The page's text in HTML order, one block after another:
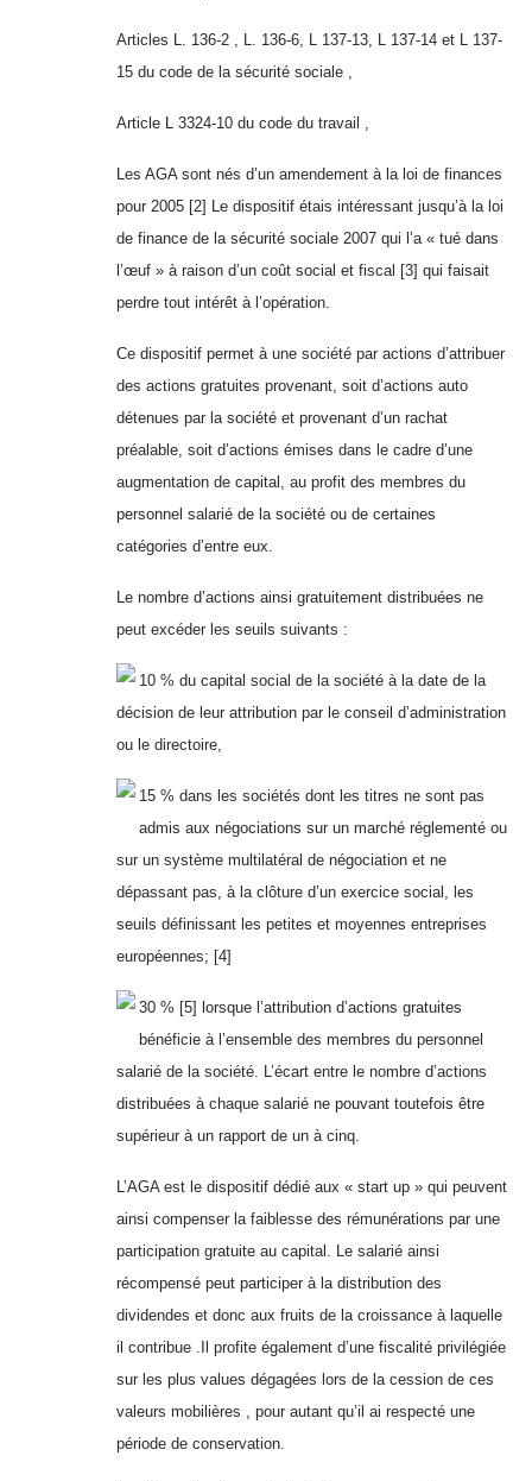
Articles L. 136-2 , L. 136-6, L 137-13, L 137-14 et L 137-
15 du code de la sécurité sociale ,
Article L 3324-10 du code du travail ,
Les AGA sont nés d’un amendement à la loi de finances
pour 2005 [2] Le dispositif étais intéressant jusqu’à la loi
de finance de la sécurité sociale 2007 qui l’a « tué dans
l’œuf » à raison d’un coût social et fiscal [3] qui faisait
perdre tout intérêt à l’opération.
Ce dispositif permet à une société par actions d’attribuer
des actions gratuites provenant, soit d’actions auto
détenues par la société et provenant d’un rachat
préalable, soit d’actions émises dans le cadre d’une
augmentation de capital, au profit des membres du
personnel salarié de la société ou de certaines
catégories d’entre eux.
Le nombre d’actions ainsi gratuitement distribuées ne
peut excéder les seuils suivants :
10 % du capital social de la société à la date de la
décision de leur attribution par le conseil d’administration
ou le directoire,
15 % dans les sociétés dont les titres ne sont pas
admis aux négociations sur un marché réglementé ou
sur un système multilatéral de négociation et ne
dépassant pas, à la clôture d’un exercice social, les
seuils définissant les petites et moyennes entreprises
européennes; [4]
30 % [5] lorsque l’attribution d’actions gratuites
bénéficie à l’ensemble des membres du personnel
salarié de la société. L’écart entre le nombre d’actions
distribuées à chaque salarié ne pouvant toutefois être
supérieur à un rapport de un à cinq.
L’AGA est le dispositif dédié aux « start up » qui peuvent
ainsi compenser la faiblesse des rémunérations par une
participation gratuite au capital. Le salarié ainsi
récompensé peut participer à la distribution des
dividendes et donc aux fruits de la croissance à laquelle
il contribue .Il profite également d’une fiscalité privilégiée
sur les plus values dégagées lors de la cession de ces
valeurs mobilières , pour autant qu’il ai respecté une
période de conservation.